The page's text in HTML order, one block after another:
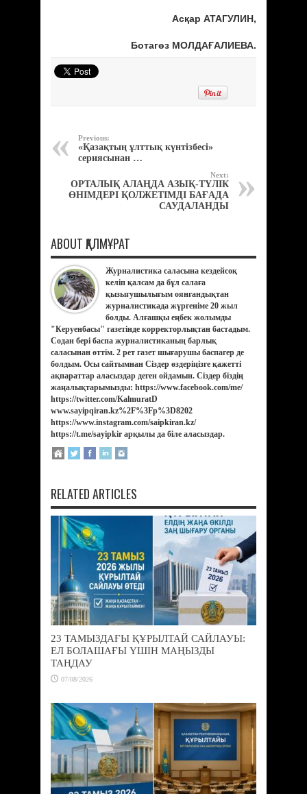
Асқар АТАГУЛИН,
Ботагөз МОЛДАҒАЛИЕВА.
Previous:
«Қазақтың ұлттық күнтізбесі»
сериясынан …
Next:
ОРТАЛЫҚ АЛАҢДА АЗЫҚ-ТҮЛІК
ӨНІМДЕРІ ҚОЛЖЕТІМДІ БАҒАДА
САУДАЛАНДЫ
ABOUT ҚАЛМҰРАТ
Журналистика саласына кездейсоқ
келіп қалсам да бұл салаға
қызығушылығым оянғандықтан
журналистикада жүргеніме 20 жыл
болды. Алғашқы еңбек жолымды
"Керуенбасы" газетінде корректорлықтан бастадым.
Содан бері баспа журналистиканың барлық
саласынан өттім. 2 рет газет шығарушы баспагер де
болдым. Осы сайтымнан Сіздер өздеріңізге қажетті
ақпараттар аласыздар деген ойдамын. Сіздер біздің
жаңалықтарымызды: https://www.facebook.com/me/
https://twitter.com/KalmuratD
www.sayipqiran.kz%2F%3Fp%3D8202
https://www.instagram.com/saipkiran.kz/
https://t.me/sayipkir арқылы да біле аласыздар.
RELATED ARTICLES
23 ТАМЫЗДАҒЫ ҚҰРЫЛТАЙ САЙЛАУЫ:
ЕЛ БОЛАШАҒЫ ҮШІН МАҢЫЗДЫ
ТАҢДАУ
07/08/2026